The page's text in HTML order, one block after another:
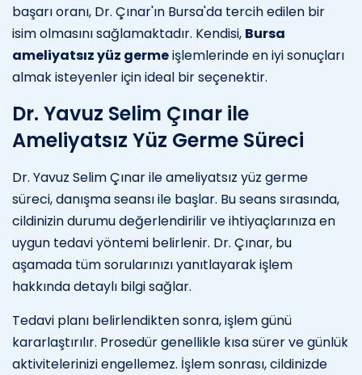
başarı oranı, Dr. Çınar'ın Bursa'da tercih edilen bir
isim olmasını sağlamaktadır. Kendisi, Bursa
ameliyatsız yüz germeişlemlerinde en iyi sonuçları
almak isteyenler için ideal bir seçenektir.
Dr. Yavuz Selim Çınar ile
Ameliyatsız Yüz Germe Süreci
Dr. Yavuz Selim Çınar ile ameliyatsız yüz germe
süreci, danışma seansı ile başlar. Bu seans sırasında,
cildinizin durumu değerlendirilir ve ihtiyaçlarınıza en
uygun tedavi yöntemi belirlenir. Dr. Çınar, bu
aşamada tüm sorularınızı yanıtlayarak işlem
hakkında detaylı bilgi sağlar.
Tedavi planı belirlendikten sonra, işlem günü
kararlaştırılır. Prosedür genellikle kısa sürer ve günlük
aktivitelerinizi engellemez. İşlem sonrası, cildinizde